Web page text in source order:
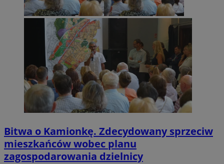
Bitwa o Kamionkę. Zdecydowany sprzeciw
mieszkańców wobec planu
zagospodarowania dzielnicy